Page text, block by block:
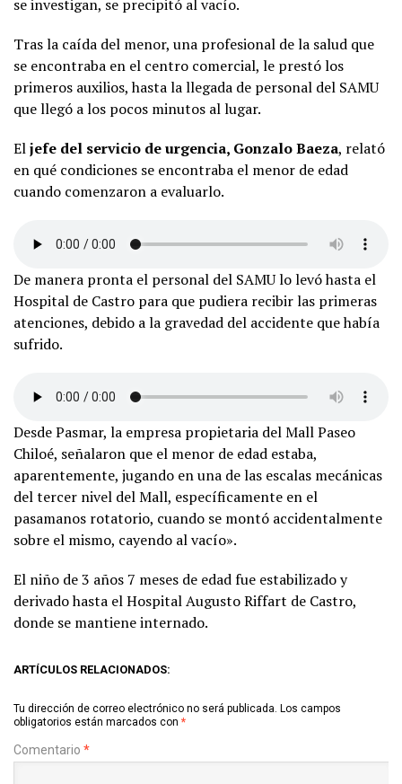
se investigan, se precipitó al vacío.
Tras la caída del menor, una profesional de la salud que
se encontraba en el centro comercial, le prestó los
primeros auxilios, hasta la llegada de personal del SAMU
que llegó a los pocos minutos al lugar.
Eljefe del servicio de urgencia, Gonzalo Baeza, relató
en qué condiciones se encontraba el menor de edad
cuando comenzaron a evaluarlo.
De manera pronta el personal del SAMU lo levó hasta el
Hospital de Castro para que pudiera recibir las primeras
atenciones, debido a la gravedad del accidente que había
sufrido.
Desde Pasmar, la empresa propietaria del Mall Paseo
Chiloé, señalaron que el menor de edad estaba,
aparentemente, jugando en una de las escalas mecánicas
del tercer nivel del Mall, específicamente en el
pasamanos rotatorio, cuando se montó accidentalmente
sobre el mismo, cayendo al vacío».
El niño de 3 años 7 meses de edad fue estabilizado y
derivado hasta el Hospital Augusto Riffart de Castro,
donde se mantiene internado.
ARTÍCULOS RELACIONADOS:
Tu dirección de correo electrónico no será publicada. Los campos
obligatorios están marcados con *
Comentario *